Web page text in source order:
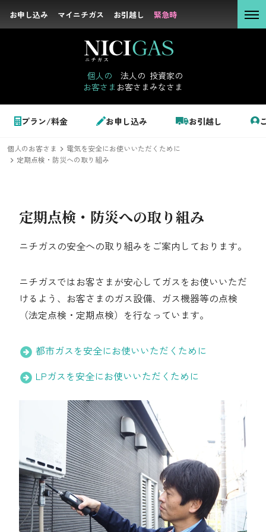
お申し込み マイニチガス お引越し 緊急時
個人の
お客さま
法人の
お客さま
投資家の
みなさま
プラン/料金 お申し込み お引越し
お申し込み マイニチガス お引越し 緊急時
個人のお客さま
LPガス＋でんき
料金
シミュレーション
都市ガス＋でんき
でガ割のご案内
お申し込み一覧
LPガス
ガス料金
シミュレーション
お客さま
サステナビリテ
ィ
企業情報
採用情報
個人のお客さま
電気を安全にお使いいただくために
定期点検・防災への取り組み
定期点検・防災への取り組み
ニチガスの安全への取り組みをご案内しております。
ニチガスではお客さまが安心してガスをお使いいただ
けるよう、お客さまのガス設備、ガス機器等の点検
（法定点検・定期点検）を行なっています。
都市ガスを安全にお使いいただくために
LPガスを安全にお使いいただくために